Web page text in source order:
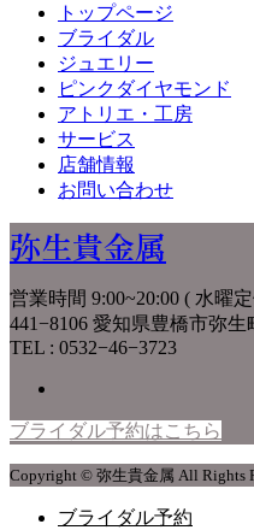
トップページ
ブライダル
ジュエリー
ピンクダイヤモンド
アトリエ・工房
サービス
店舗情報
お問い合わせ
弥生貴金属
営業時間 9:00~20:00 ( 水曜
441−8106 愛知県豊橋市弥生
TEL : 0532−46−3723
ブライダル予約はこちら
Copyright © 弥生貴金属 All Rights
ブライダル予約